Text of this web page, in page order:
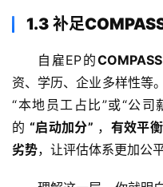
1.3 补足
自雇EP的
资、学历、企业多样性等
“本地员工占比”或“公
的 “启动加分” ， 有效平
劣势，让评估体系更加公平